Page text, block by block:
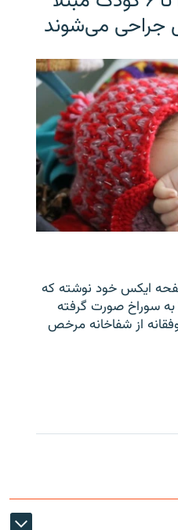
جراحی می‌شوند
۱۷ اسد در صفحه ایکس خود نوشته که
کودک مبتلا به سوراخ صورت گرفته
موفقانه از شفاخانه مرخص